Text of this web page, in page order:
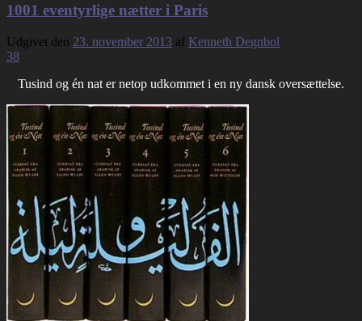
1001 eventyrlige nætter i Paris
Udgivet den 23. november 2013 af Kenneth Degnbol
38
Tusind og én nat er netop udkommet i en ny dansk oversættelse.